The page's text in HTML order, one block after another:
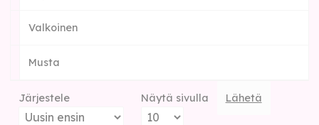
Valkoinen
Musta
Järjestele Näytä sivulla Lähetä